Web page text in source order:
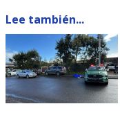
Lee también...